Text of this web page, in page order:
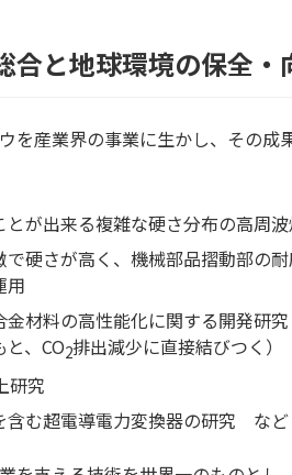
合と地球環境の保全・
を産業界の事業に生かし、その成
が出来る複雑な硬さ分布の高周
硬さが高く、機械部品摺動部の
用
材料の高性能化に関する開発研
、CO2排出減少に直接結びつく）
研究
含む超電導電力変換器の研究 など